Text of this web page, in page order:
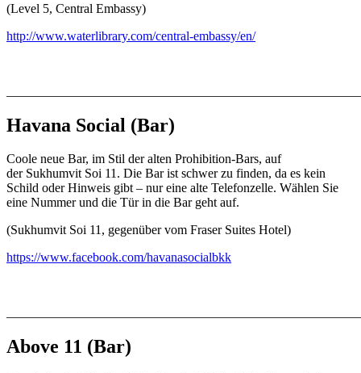
(Level 5, Central Embassy)
http://www.waterlibrary.com/central-embassy/en/
Havana Social (Bar)
Coole neue Bar, im Stil der alten Prohibition-Bars, auf
der Sukhumvit Soi 11. Die Bar ist schwer zu finden, da es kein
Schild oder Hinweis gibt – nur eine alte Telefonzelle. Wählen Sie
eine Nummer und die Tür in die Bar geht auf.
(Sukhumvit Soi 11, gegenüber vom Fraser Suites Hotel)
https://www.facebook.com/havanasocialbkk
Above 11 (Bar)